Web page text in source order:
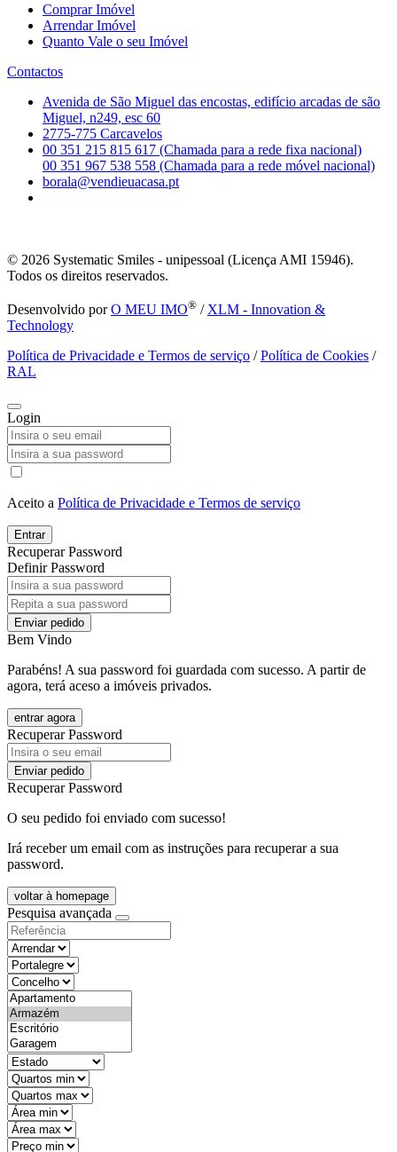
Comprar Imóvel
Arrendar Imóvel
Quanto Vale o seu Imóvel
Contactos
Avenida de São Miguel das encostas, edifício arcadas de são
Miguel, n249, esc 60
2775-775 Carcavelos
00 351 215 815 617 (Chamada para a rede fixa nacional)
00 351 967 538 558 (Chamada para a rede móvel nacional)
borala@vendieuacasa.pt
© 2026 Systematic Smiles - unipessoal (Licença AMI 15946).
Todos os direitos reservados.
Desenvolvido porO MEU IMO® / XLM - Innovation &
Technology
Política de Privacidade e Termos de serviço /Política de Cookies /
RAL
Login
Aceito a Política de Privacidade e Termos de serviço
Entrar
Recuperar Password
Definir Password
Enviar pedido
Bem Vindo
Parabéns! A sua password foi guardada com sucesso. A partir de
agora, terá aceso a imóveis privados.
entrar agora
Recuperar Password
Enviar pedido
Recuperar Password
O seu pedido foi enviado com sucesso!
Irá receber um email com as instruções para recuperar a sua
password.
voltar à homepage
Pesquisa avançada
objective
districtId
countyId
types
state
mintypo
maxtypo
minarea
maxarea
minprice